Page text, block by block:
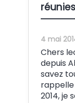
réunies
4 mai
Chers
depuis
savez
rappelle
2014, je